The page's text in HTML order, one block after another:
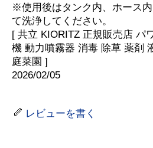
※使用後はタンク内、ホース
て洗浄してください。
[ 共立 KIORITZ 正規販売店 パ
機 動力噴霧器 消毒 除草 薬剤
庭菜園 ]
2026/02/05
レビューを書く